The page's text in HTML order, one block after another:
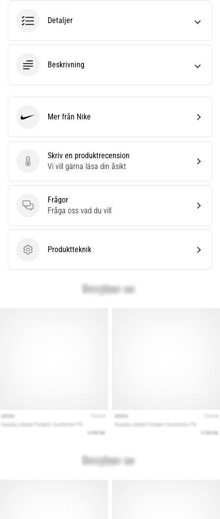
hälsoproblem
löpare
Vad…
alla
Detaljer
Beskrivning
Skriv en produktrecension
Skriv en produktrecension
Vi vill gärna läsa din åsikt
Frågor
Frågor
Fråga oss vad du vill
ProduktteknikProduktteknik
Mer från Nike